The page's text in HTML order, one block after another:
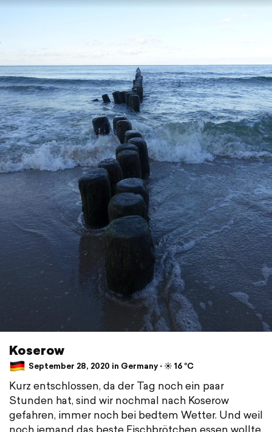
Koserow
September 28, 2020 in Germany ⋅ ☀️ 16 °C
Kurz entschlossen, da der Tag noch ein paar
Stunden hat, sind wir nochmal nach Koserow
gefahren, immer noch bei bedtem Wetter. Und weil